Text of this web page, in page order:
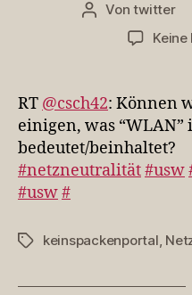
Beitragsautor
Vontwitter
RT @csch42: Können
einigen, was
bedeutet/beinhaltet?
#netzneutralität#usw
#usw#
Schlagwörter
keinspackenportal,